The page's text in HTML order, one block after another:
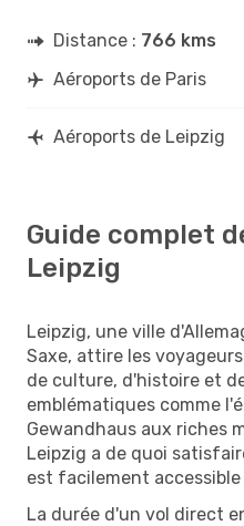
Distance : 766 kms
Aéroports de Paris
Aéroports de Leipzig
Guide complet
Leipzig
Leipzig, une ville
Saxe, attire les
de culture, d'histoire et
emblématiques comme
Gewandhaus aux riches
Leipzig a de quoi
est facilement accessible
La durée d'un vol direct